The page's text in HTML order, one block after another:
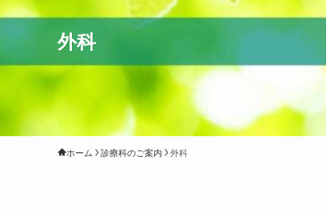
外科
ホーム 診療科のご案内 外科